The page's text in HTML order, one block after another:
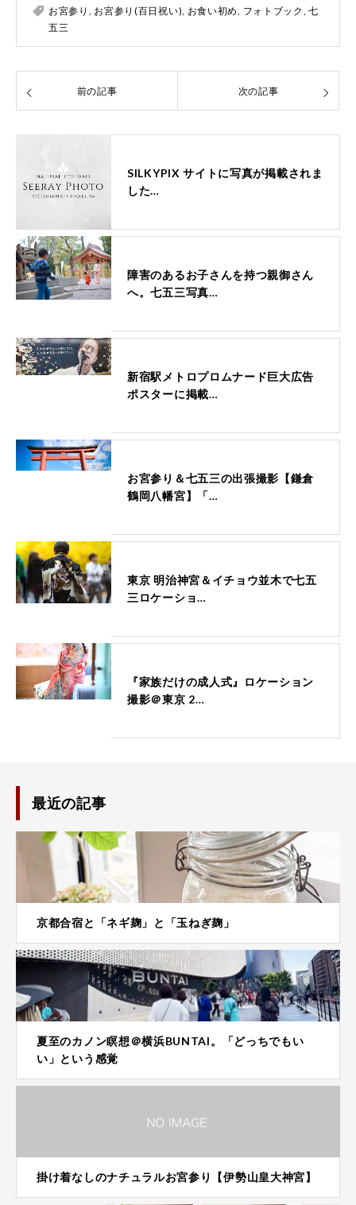
お宮参り , お宮参り(百日祝い), お食い初め, フォトブック ,七
五三
前の記事 次の記事
SILKYPIX サイトに写真が掲載されま
した…
障害のあるお子さんを持つ親御さん
へ。七五三写真…
新宿駅メトロプロムナード巨大広告
ポスターに掲載…
お宮参り＆七五三の出張撮影【鎌倉
鶴岡八幡宮】「…
東京 明治神宮＆イチョウ並木で七五
三ロケーショ…
『家族だけの成人式』ロケーション
撮影＠東京 2…
最近の記事
京都合宿と「ネギ麹」と「玉ねぎ麹」
夏至のカノン瞑想＠横浜BUNTAI。「どっちでもい
い」という感覚
掛け着なしのナチュラルお宮参り【伊勢山皇大神宮】